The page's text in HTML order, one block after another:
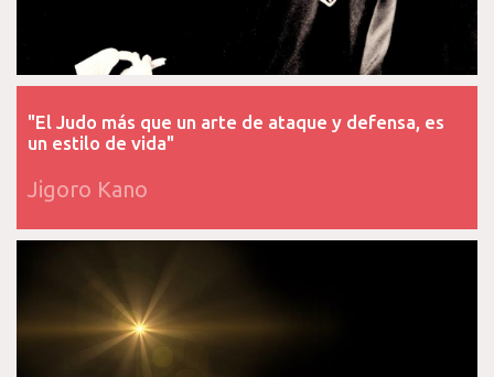
"El Judo más que un arte de ataque y defensa, es
un estilo de vida"
Jigoro Kano